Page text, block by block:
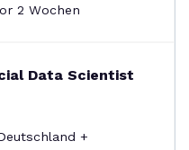
:
2 Wochen
Data Scientist
+